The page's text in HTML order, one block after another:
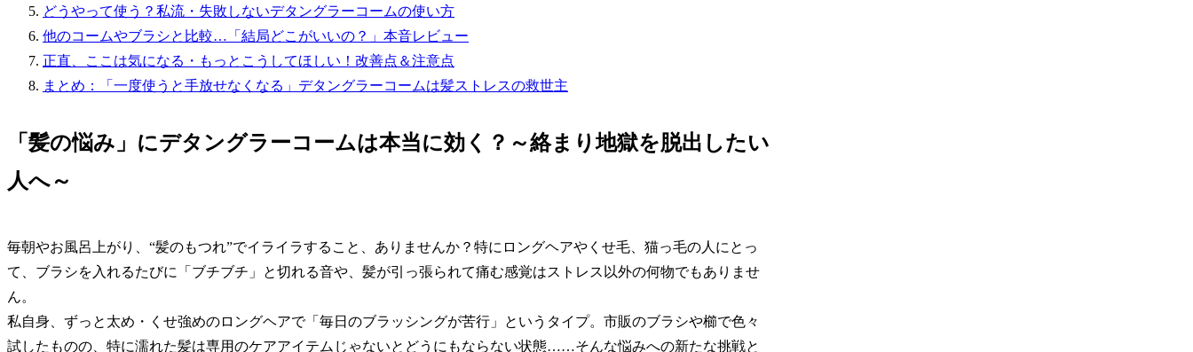
どうやって使う？私流・失敗しないデタングラーコームの使い方
他のコームやブラシと比較…「結局どこがいいの？」本音レビュー
正直、ここは気になる・もっとこうしてほしい！改善点＆注意点
まとめ：「一度使うと手放せなくなる」デタングラーコームは髪ストレスの救世主
「髪の悩み」にデタングラーコームは本当に効く？～絡まり地獄を脱出したい
人へ～
毎朝やお風呂上がり、“髪のもつれ”でイライラすること、ありませんか？特にロングヘアやくせ毛、猫っ毛の人にとっ
て、ブラシを入れるたびに「ブチブチ」と切れる音や、髪が引っ張られて痛む感覚はストレス以外の何物でもありませ
ん。
私自身、ずっと太め・くせ強めのロングヘアで「毎日のブラッシングが苦行」というタイプ。市販のブラシや櫛で色々
試したものの、特に濡れた髪は専用のケアアイテムじゃないとどうにもならない状態……そんな悩みへの新たな挑戦と